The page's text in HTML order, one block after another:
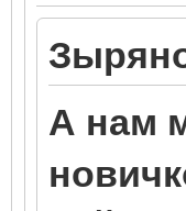
А нам